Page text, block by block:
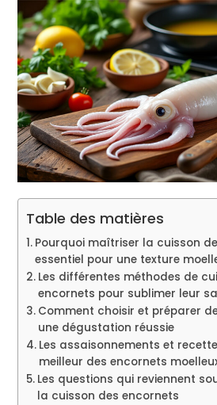
Table des matières
Pourquoi maîtriser la cuisson
essentiel pour une texture
Les différentes méthodes de
encornets pour sublimer leur
Comment choisir et préparer
une dégustation réussie
Les assaisonnements et
meilleur des encornets
Les questions qui reviennent
la cuisson des encornets